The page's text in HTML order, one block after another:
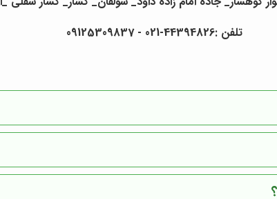
تلفن :44394826-021 - 09125309837